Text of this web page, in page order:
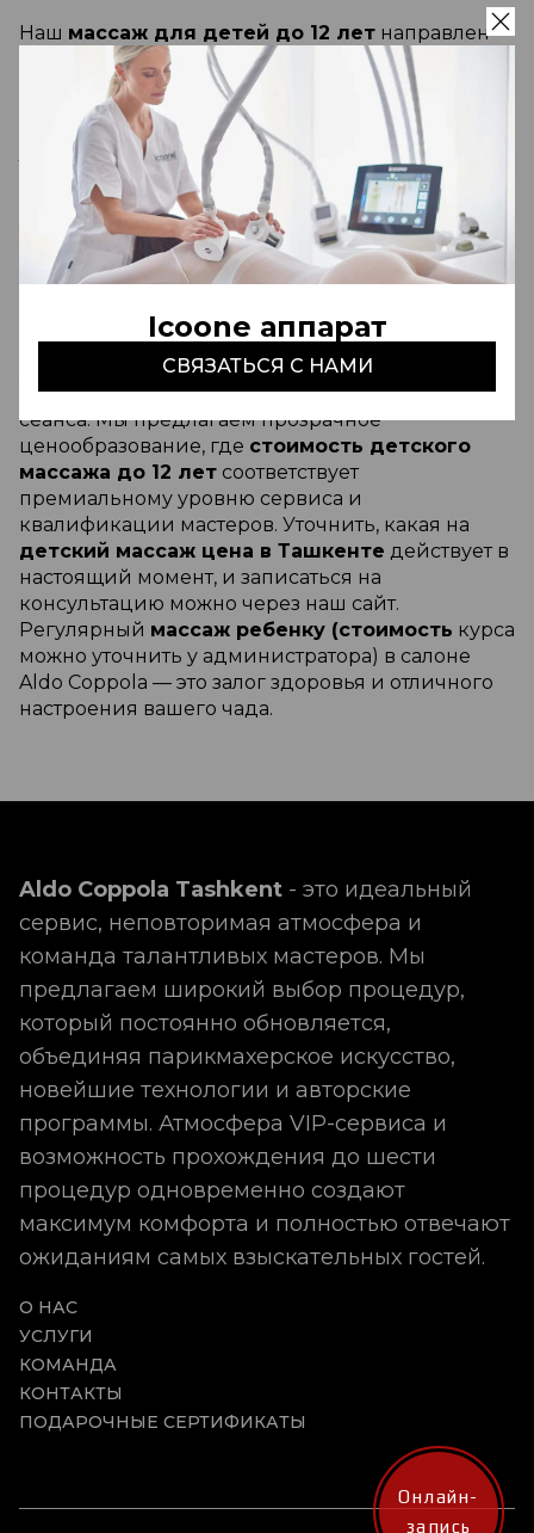
Icoone аппарат
СВЯЗАТЬСЯ С НАМИ
Наш массаж для детей до 12 лет направлен
не только на физическое оздоровление, но и на
снятие школьного стресса через глубокую
релаксацию. Квалифицированные
специалисты центра уделяют особое внимание
таким аспектам, как правильная
осанкаи
профилактика плоскостопия. Мы создаем
условия для максимального эмоционального
комфорта , чтобы каждый сеанс приносил
маленькому гостю только положительные
Если вы планируете курс оздоровления, стоит
учесть, что актуальнаядетский массаж цена
нашем центре зависит от продолжительности
сеанса. Мы предлагаем прозрачное
ценообразование, где стоимость детского
массажа до 12 лет соответствует
премиальному уровню сервиса и
квалификации мастеров. Уточнить, какая на
детский массаж цена в Ташкенте действует в
настоящий момент, и записаться на
консультацию можно через наш сайт.
Регулярный массаж ребенку (стоимость курса
можно уточнить у администратора) в салоне
Aldo Coppola — это залог здоровья и отличного
настроения вашего чада.
Aldo Coppola Tashkent - это идеальный
сервис, неповторимая атмосфера и
команда талантливых мастеров. Мы
предлагаем широкий выбор процедур,
который постоянно обновляется,
объединяя парикмахерское искусство,
новейшие технологии и авторские
программы. Атмосфера VIP-сервиса и
возможность прохождения до шести
процедур одновременно создают
максимум комфорта и полностью отвечают
ожиданиям самых взыскательных гостей.
О НАС
УСЛУГИ
КОМАНДА
КОНТАКТЫ
ПОДАРОЧНЫЕ СЕРТИФИКАТЫ
Онлайн-
запись